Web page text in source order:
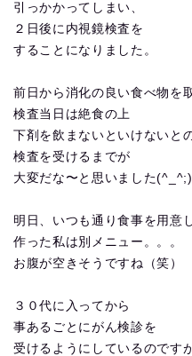
引っかかってしまい、
２日後に内視鏡検査を
することになりました。
前日から消化の良い食べ物を
検査当日は絶食の上
下剤を飲まないといけないと
検査を受けるまでが
大変だな〜と思いました(^_^;)
明日、いつも通り食事を用意
作った私は別メニュー。。。
お腹が空きそうですね（笑）
３０代に入ってから
事あるごとにがん検診を
受けるようにしているのです